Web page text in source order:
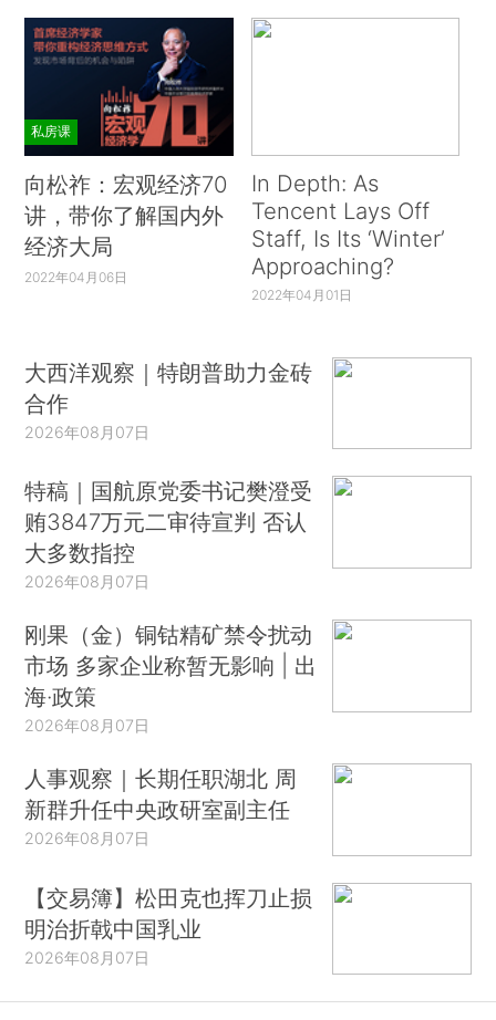
私房课
向松祚：宏观经济70
讲，带你了解国内外
经济大局
2022年04月06日
In Depth: As
Tencent Lays Off
Staff, Is Its ‘Winter’
Approaching?
2022年04月01日
大西洋观察｜特朗普助力金砖
合作
2026年08月07日
特稿｜国航原党委书记樊澄受
贿3847万元二审待宣判 否认
大多数指控
2026年08月07日
刚果（金）铜钴精矿禁令扰动
市场 多家企业称暂无影响 | 出
海·政策
2026年08月07日
人事观察｜长期任职湖北 周
新群升任中央政研室副主任
2026年08月07日
【交易簿】松田克也挥刀止损
明治折戟中国乳业
2026年08月07日